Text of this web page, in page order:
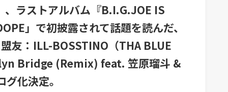
ラストアルバム『B.I.G.JOE IS
」で初披露されて話題を読んだ、
友：ILL-BOSSTINO（THA BLUE
Bridge (Remix) feat. 笠原瑠斗 &
化決定。